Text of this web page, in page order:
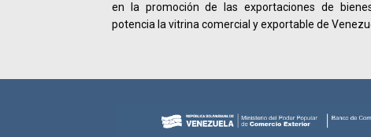
en la promoción de las exportaciones de
potencia la vitrina comercial y exportable de